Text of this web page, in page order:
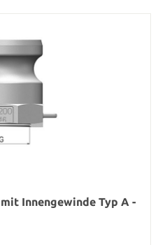
Innengewinde Typ A -